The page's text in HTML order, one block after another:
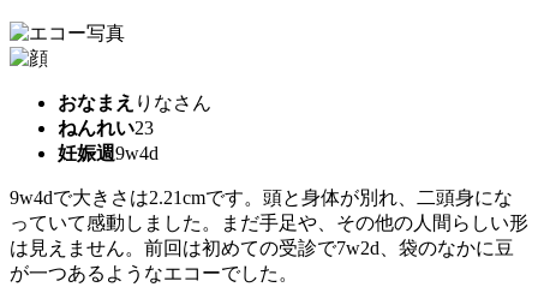
おなまえ りなさん
ねんれい23
妊娠週9w4d
9w4dで大きさは2.21cmです。頭と身体が別れ、二頭身にな
っていて感動しました。まだ手足や、その他の人間らしい形
は見えません。前回は初めての受診で7w2d、袋のなかに豆
が一つあるようなエコーでした。